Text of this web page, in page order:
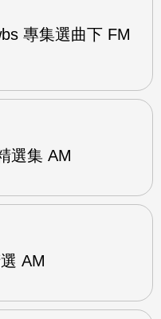
專集選曲下 FM
選集 AM
AM